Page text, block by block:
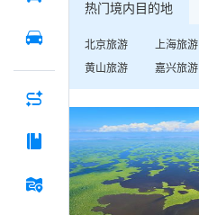
热门境内目的地
北京旅游 上海旅游
黄山旅游 嘉兴旅游